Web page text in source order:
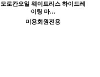
모로칸오일 웨이트리스 하이드레
이팅 마…
미용회원전용